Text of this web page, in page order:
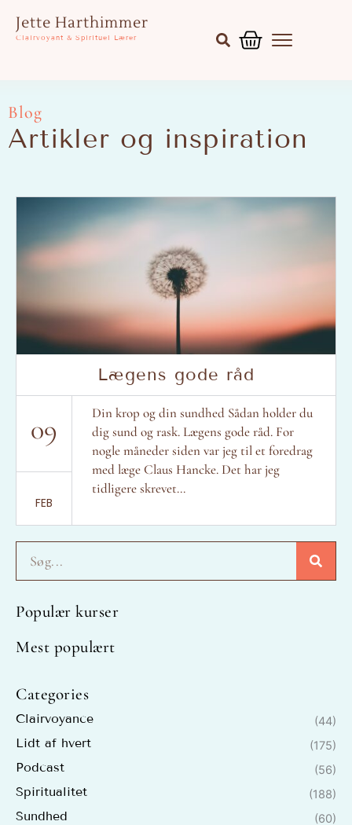
indholdet
Jette Harthimmer
Clairvoyant & Spirituel Lærer
Blog
Artikler og inspiration
Populær kurser
Mest populært
Categories
Clairvoyance (44)
Lidt af hvert (175)
Podcast (56)
Spiritualitet (188)
Sundhed (60)
Lægens gode råd
09
FEB
Din krop og din sundhed Sådan holder du
dig sund og rask. Lægens gode råd. For
nogle måneder siden var jeg til et foredrag
med læge Claus Hancke. Det har jeg
tidligere skrevet...